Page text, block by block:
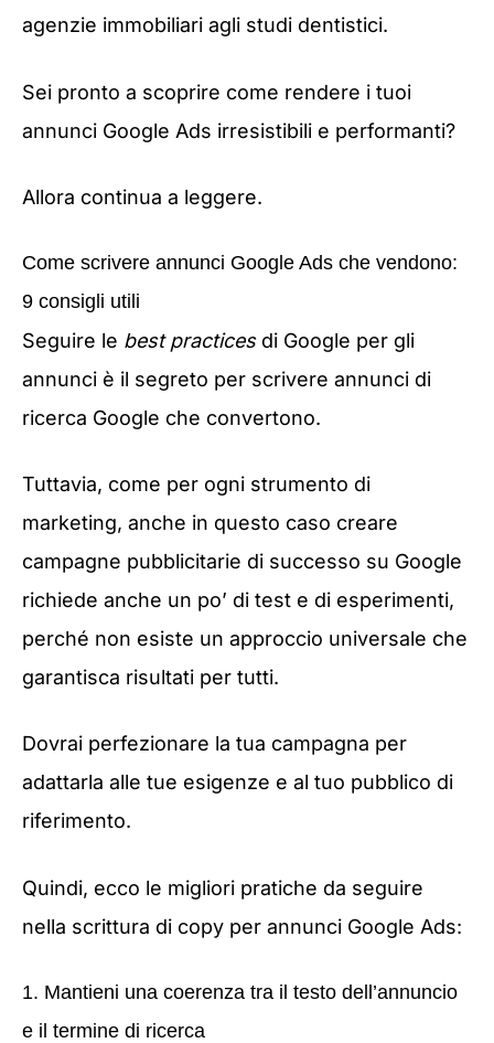
agenzie immobiliari agli studi dentistici.
Sei pronto a scoprire come rendere i tuoi
annunci Google Ads irresistibili e performanti?
Allora continua a leggere.
Come scrivere annunci Google Ads che vendono:
9 consigli utili
Seguire le best practicesdi Google per gli
annunci è il segreto per scrivere annunci di
ricerca Google che convertono.
Tuttavia, come per ogni strumento di
marketing, anche in questo caso creare
campagne pubblicitarie di successo su Google
richiede anche un po’ di test e di esperimenti,
perché non esiste un approccio universale che
garantisca risultati per tutti.
Dovrai perfezionare la tua campagna per
adattarla alle tue esigenze e al tuo pubblico di
riferimento.
Quindi, ecco le migliori pratiche da seguire
nella scrittura di copy per annunci Google Ads:
1. Mantieni una coerenza tra il testo dell’annuncio
e il termine di ricerca